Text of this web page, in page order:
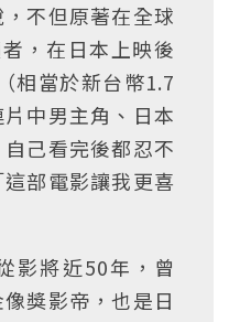
不但原著在全球
，在日本上映後
相當於新台幣1.7
中男主角、日本
己看完後都忍不
部電影讓我更喜
影將近50年，曾
獎影帝，也是日